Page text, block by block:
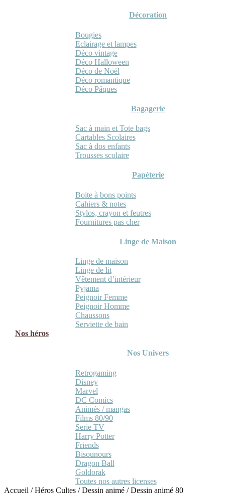
Décoration
Bougies
Eclairage et lampes
Déco vintage
Déco Halloween
Déco de Noël
Déco romantique
Déco Pâques
Bagagerie
Sac à main et Tote bags
Cartables Scolaires
Sac à dos enfants
Trousses scolaire
Papèterie
Boite à bons points
Cahiers & notes
Stylos, crayon et feutres
Fournitures pas cher
Linge de Maison
Linge de maison
Linge de lit
Vêtement d’intérieur
Pyjama
Peignoir Femme
Peignoir Homme
Chaussons
Serviette de bain
Nos héros
Nos Univers
Retrogaming
Disney
Marvel
DC Comics
Animés / mangas
Films 80/90
Serie TV
Harry Potter
Friends
Bisounours
Dragon Ball
Goldorak
Toutes nos autres licenses
Accueil /Héros Cultes /Dessin animé /Dessin animé 80